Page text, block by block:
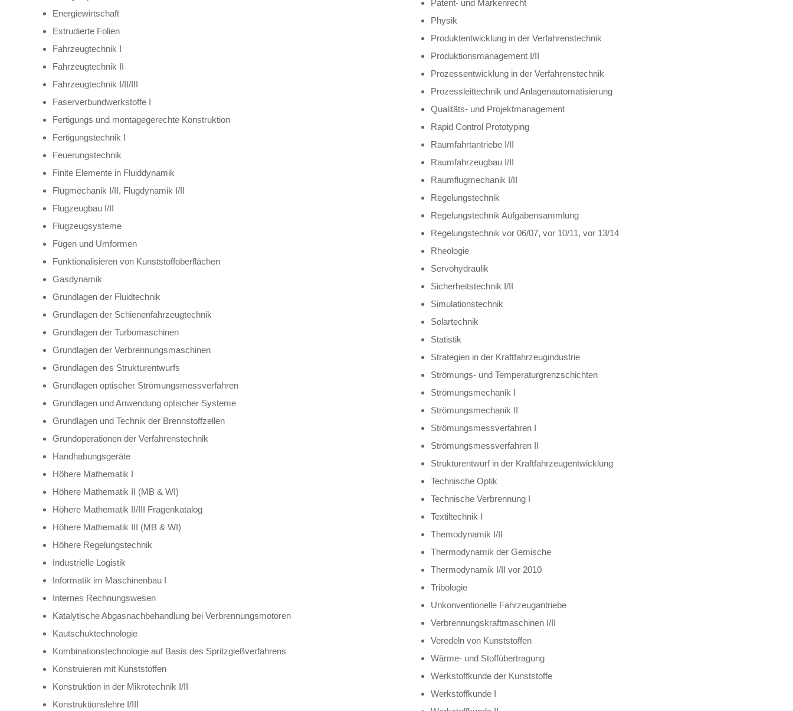
Energiewirtschaft
Extrudierte Folien
Fahrzeugtechnik I
Fahrzeugtechnik II
Fahrzeugtechnik I/II/III
Faserverbundwerkstoffe I
Fertigungs und montagegerechte Konstruktion
Fertigungstechnik I
Feuerungstechnik
Finite Elemente in Fluiddynamik
Flugmechanik I/II, Flugdynamik I/II
Flugzeugbau I/II
Flugzeugsysteme
Fügen und Umformen
Funktionalisieren von Kunststoffoberflächen
Gasdynamik
Grundlagen der Fluidtechnik
Grundlagen der Schienenfahrzeugtechnik
Grundlagen der Turbomaschinen
Grundlagen der Verbrennungsmaschinen
Grundlagen des Strukturentwurfs
Grundlagen optischer Strömungsmessverfahren
Grundlagen und Anwendung optischer Systeme
Grundlagen und Technik der Brennstoffzellen
Grundoperationen der Verfahrenstechnik
Handhabungsgeräte
Höhere Mathematik I
Höhere Mathematik II (MB & WI)
Höhere Mathematik II/III Fragenkatalog
Höhere Mathematik III (MB & WI)
Höhere Regelungstechnik
Industrielle Logistik
Informatik im Maschinenbau I
Internes Rechnungswesen
Katalytische Abgasnachbehandlung bei Verbrennungsmotoren
Kautschuktechnologie
Kombinationstechnologie auf Basis des Spritzgießverfahrens
Konstruieren mit Kunststoffen
Konstruktion in der Mikrotechnik I/II
Konstruktionslehre I/III
Patent- und Markenrecht
Physik
Produktentwicklung in der Verfahrenstechnik
Produktionsmanagement I/II
Prozessentwicklung in der Verfahrenstechnik
Prozessleittechnik und Anlagenautomatisierung
Qualitäts- und Projektmanagement
Rapid Control Prototyping
Raumfahrtantriebe I/II
Raumfahrzeugbau I/II
Raumflugmechanik I/II
Regelungstechnik
Regelungstechnik Aufgabensammlung
Regelungstechnik vor 06/07, vor 10/11, vor 13/14
Rheologie
Servohydraulik
Sicherheitstechnik I/II
Simulationstechnik
Solartechnik
Statistik
Strategien in der Kraftfahrzeugindustrie
Strömungs- und Temperaturgrenzschichten
Strömungsmechanik I
Strömungsmechanik II
Strömungsmessverfahren I
Strömungsmessverfahren II
Strukturentwurf in der Kraftfahrzeugentwicklung
Technische Optik
Technische Verbrennung I
Textiltechnik I
Themodynamik I/II
Thermodynamik der Gemische
Thermodynamik I/II vor 2010
Tribologie
Unkonventionelle Fahrzeugantriebe
Verbrennungskraftmaschinen I/II
Veredeln von Kunststoffen
Wärme- und Stoffübertragung
Werkstoffkunde der Kunststoffe
Werkstoffkunde I